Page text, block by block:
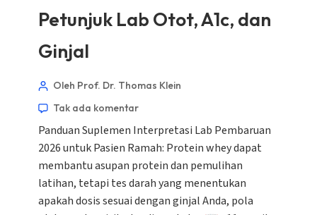
Petunjuk Lab Otot, A1c, dan
Ginjal
Oleh Prof. Dr. Thomas Klein
Tak ada komentar
Panduan Suplemen Interpretasi Lab Pembaruan
2026 untuk Pasien Ramah: Protein whey dapat
membantu asupan protein dan pemulihan
latihan, tetapi tes darah yang menentukan
apakah dosis sesuai dengan ginjal Anda, pola